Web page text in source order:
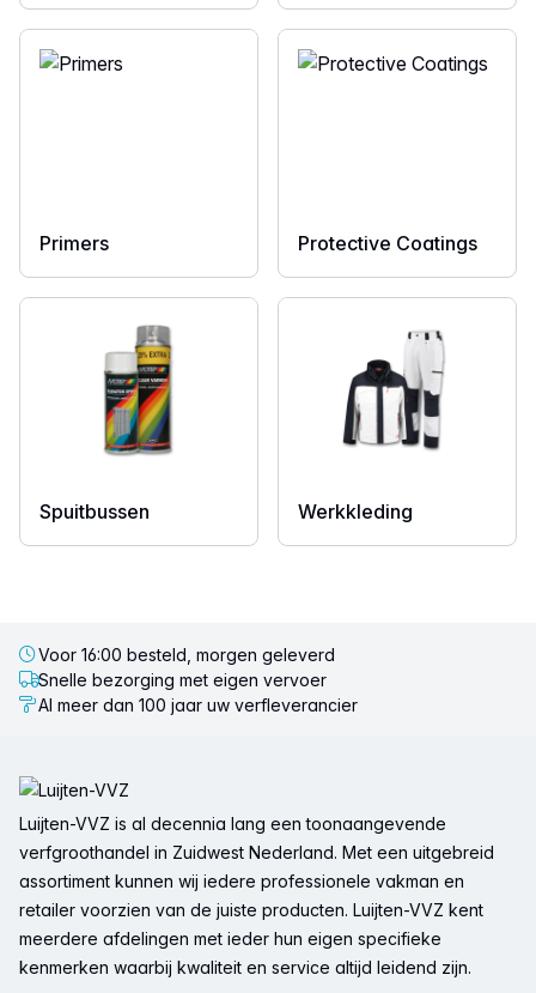
Primers Protective Coatings
Spuitbussen Werkkleding
Voor 16:00 besteld, morgen geleverd
Snelle bezorging met eigen vervoer
Al meer dan 100 jaar uw verfleverancier
Luijten-VVZ is al decennia lang een toonaangevende
verfgroothandel in Zuidwest Nederland. Met een uitgebreid
assortiment kunnen wij iedere professionele vakman en
retailer voorzien van de juiste producten. Luijten-VVZ kent
meerdere afdelingen met ieder hun eigen specifieke
kenmerken waarbij kwaliteit en service altijd leidend zijn.